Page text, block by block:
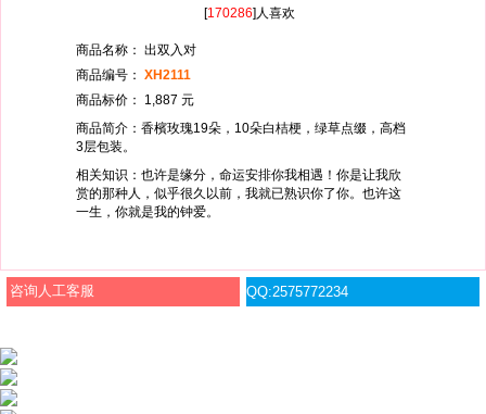
[170286]人喜欢
商品名称： 出双入对
商品编号： XH2111
商品标价： 1,887 元
商品简介：香檳玫瑰19朵，10朵白桔梗，绿草点缀，高档
3层包装。
相关知识：也许是缘分，命运安排你我相遇！你是让我欣
赏的那种人，似乎很久以前，我就已熟识你了你。也许这
一生，你就是我的钟爱。
咨询人工客服 QQ:2575772234